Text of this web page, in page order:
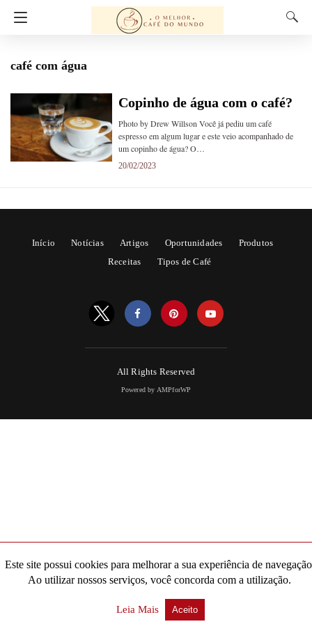
café com água
Copinho de água com o café?
Photo by Drew Willson Você já pediu um café
espresso em algum lugar e este veio acompanhado de
um copinho de água? O…
20/02/2023
Início Notícias Artigos Oportunidades
Produtos
Receitas
Tipos de Café
All Rights Reserved
Powered by AMPforWP
Este site possui cookies para melhorar a sua experiência de
Ao utilizar nossos serviços, você concorda com a utilização.
Leia Mais Aceito